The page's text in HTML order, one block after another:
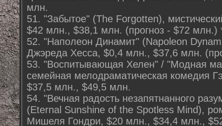
млн.
51. "Забытое" (The Forgotten),
$42 млн., $38,1 млн. (прогноз - $72 млн.)
52. "Наполеон Динамит" (Napoleon
Джэреда Хесса, $0,4 млн., $37,6 млн.
53. "Воспитывающая Хелен" / "Модная
семейная мелодраматическая комедия
$37,5 млн., $49,5 млн.
54. "Вечная радость незапятнанного
(Eternal Sunshine of the Spotless Mind),
Мишеля Гондри, $20 млн., $34,4 млн.,